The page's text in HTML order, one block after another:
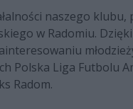
naszego klubu,
w Radomiu.
Polska Liga Futbolu
Radom.